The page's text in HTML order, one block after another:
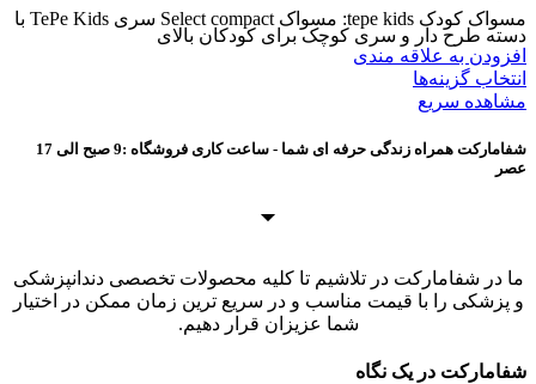
مسواک کودک tepe kids: مسواک Select compact سری TePe Kids با
دسته طرح دار و سری کوچک برای کودکان بالای
افزودن به علاقه مندی
انتخاب گزینه‌ها
مشاهده سریع
شفامارکت همراه زندگی حرفه ای شما - ساعت کاری فروشگاه :9 صبح الی 17
عصر
ما در شفامارکت در تلاشیم تا کلیه محصولات تخصصی دندانپزشکی
و پزشکی را با قیمت مناسب و در سریع ترین زمان ممکن در اختیار
شما عزیزان قرار دهیم.
شفامارکت در یک نگاه